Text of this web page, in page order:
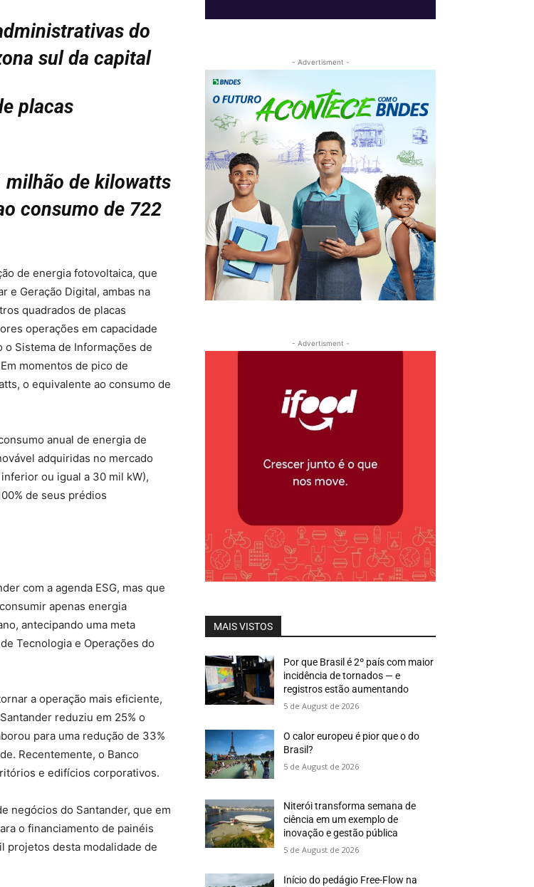
do
sul da capital
placas
milhão de kilowatts
consumo de 722
de energia fotovoltaica, que
e Geração Digital, ambas na
quadrados de placas
operações em capacidade
o Sistema de Informações de
momentos de pico de
o equivalente ao consumo de
anual de energia de
adquiridas no mercado
ou igual a 30 mil kW),
de seus prédios
com a agenda ESG, mas que
apenas energia
antecipando uma meta
Tecnologia e Operações do
a operação mais eficiente,
reduziu em 25% o
para uma redução de 33%
Recentemente, o Banco
e edifícios corporativos.
negócios do Santander, que em
o financiamento de painéis
projetos desta modalidade de
- Advertisment -
- Advertisment -
MAIS VISTOS
Por que Brasil é 2º país com maior
incidência de tornados — e
registros estão aumentando
5 de August de 2026
O calor europeu é pior que o do
Brasil?
5 de August de 2026
Niterói transforma semana de
ciência em um exemplo de
inovação e gestão pública
5 de August de 2026
Início do pedágio Free-Flow na